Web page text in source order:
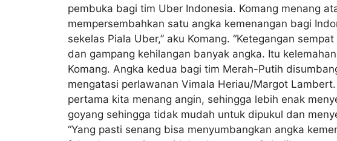
pembuka bagi tim Uber Indonesia. Komang menang
mempersembahkan satu angka kemenangan bagi
sekelas Piala Uber,” aku Komang. “Ketegangan
dan gampang kehilangan banyak angka. Itu
Komang. Angka kedua bagi tim Merah-Putih
mengatasi perlawanan Vimala Heriau/Margot
pertama kita menang angin, sehingga lebih enak
goyang sehingga tidak mudah untuk dipukul dan
“Yang pasti senang bisa menyumbangkan angka